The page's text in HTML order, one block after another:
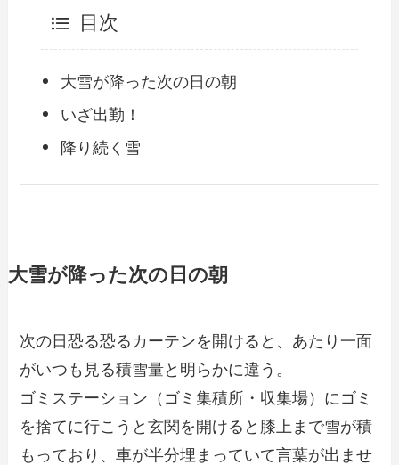
目次
大雪が降った次の日の朝
いざ出勤！
降り続く雪
大雪が降った次の日の朝
次の日恐る恐るカーテンを開けると、あたり一面
がいつも見る積雪量と明らかに違う。
ゴミステーション（ゴミ集積所・収集場）にゴミ
を捨てに行こうと玄関を開けると膝上まで雪が積
もっており、車が半分埋まっていて言葉が出ませ